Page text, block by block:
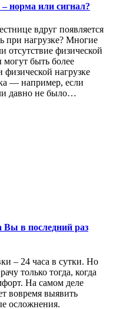
норма или сигнал?
вдруг появляется
при нагрузке? Многие
отсутствие физической
быть более
нагрузке
— например, если
давно не было…
Вы в последний раз
– 24 часа в сутки. Но
только тогда, когда
На самом деле
вовремя выявить
осложнения.